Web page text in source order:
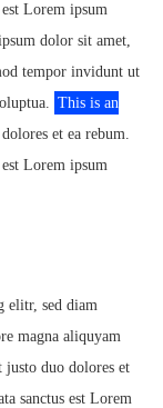
est Lorem ipsum
dolor sit amet,
tempor invidunt ut
This is an
et ea rebum.
est Lorem ipsum
elitr, sed diam
magna aliquyam
justo duo dolores et
sanctus est Lorem